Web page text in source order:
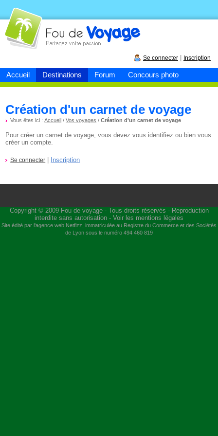
Accueil Destinations Forum Concours photo
Fou devoyage
Se connecter Inscription
Création d'un carnet de voyage
Vous êtes ici :Accueil /Vos voyages /Création d'un carnet de voyage
Pour créer un carnet de voyage, vous devez vous identifiez ou bien vous
créer un compte.
Se connecter Inscription
Copyright © 2009 Fou de voyage- Tous droits réservés - Reproduction
interdite sans autorisation - Voir les mentions légales
Site édité par l'agence web Netfizz , immatriculée au Registre du Commerce et des Sociétés
de Lyon sous le numéro 494 460 819